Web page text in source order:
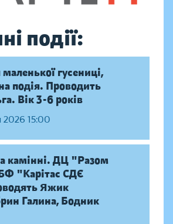
події:
гусениці,
подія. Проводить
Вік 3-6 років
2026 15:00
камінні. ДЦ "Разом
"Карітас СДЄ
Яжик
Галина, Бодник